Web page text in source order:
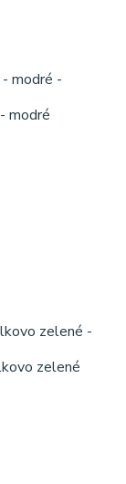
modré
zelené